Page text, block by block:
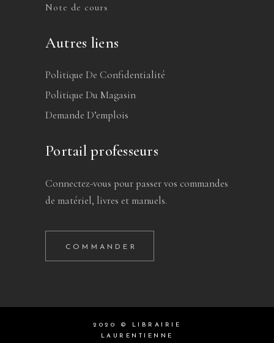
Note de cours
Autres liens
Politique De Confidentialité
Politique Du Magasin
Demande D’emplois
Portail professeurs
Connectez-vous pour passer vos commandes
de matériel, livres et manuels.
COMMANDER
2020 © LIBRAIRIE
LAURENTIENNE